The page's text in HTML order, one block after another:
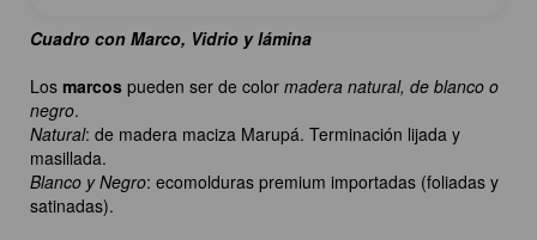
Cuadro con Marco, Vidrio y lámina
Los marcos pueden ser de color madera natural, de blanco o
negro.
Natural: de madera maciza Marupá. Terminación lijada y
masillada.
Blanco y Negro: ecomolduras premium importadas (foliadas y
satinadas).